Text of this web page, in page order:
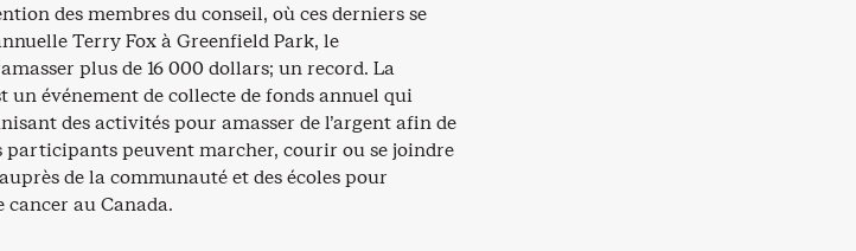
des membres du conseil, où ces derniers se
Terry Fox à Greenfield Park, le
plus de 16 000 dollars; un record. La
un événement de collecte de fonds annuel qui
des activités pour amasser de l’argent afin de
participants peuvent marcher, courir ou se joindre
de la communauté et des écoles pour
au Canada.